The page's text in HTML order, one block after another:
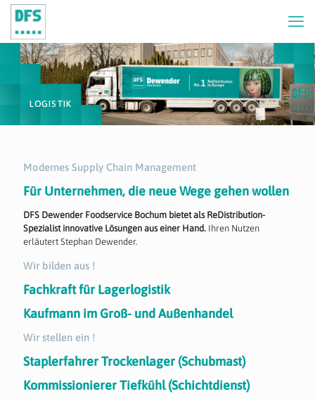
LOGISTIK
Modernes Supply Chain Management
Für Unternehmen, die neue Wege gehen wollen
DFS Dewender Foodservice Bochum bietet als ReDistribution-
Spezialist innovative Lösungen aus einer Hand. Ihren Nutzen
erläutert Stephan Dewender.
Wir bilden aus !
Fachkraft für Lagerlogistik
Kaufmann im Groß- und Außenhandel
Wir stellen ein !
Staplerfahrer Trockenlager (Schubmast)
Kommissionierer Tiefkühl (Schichtdienst)